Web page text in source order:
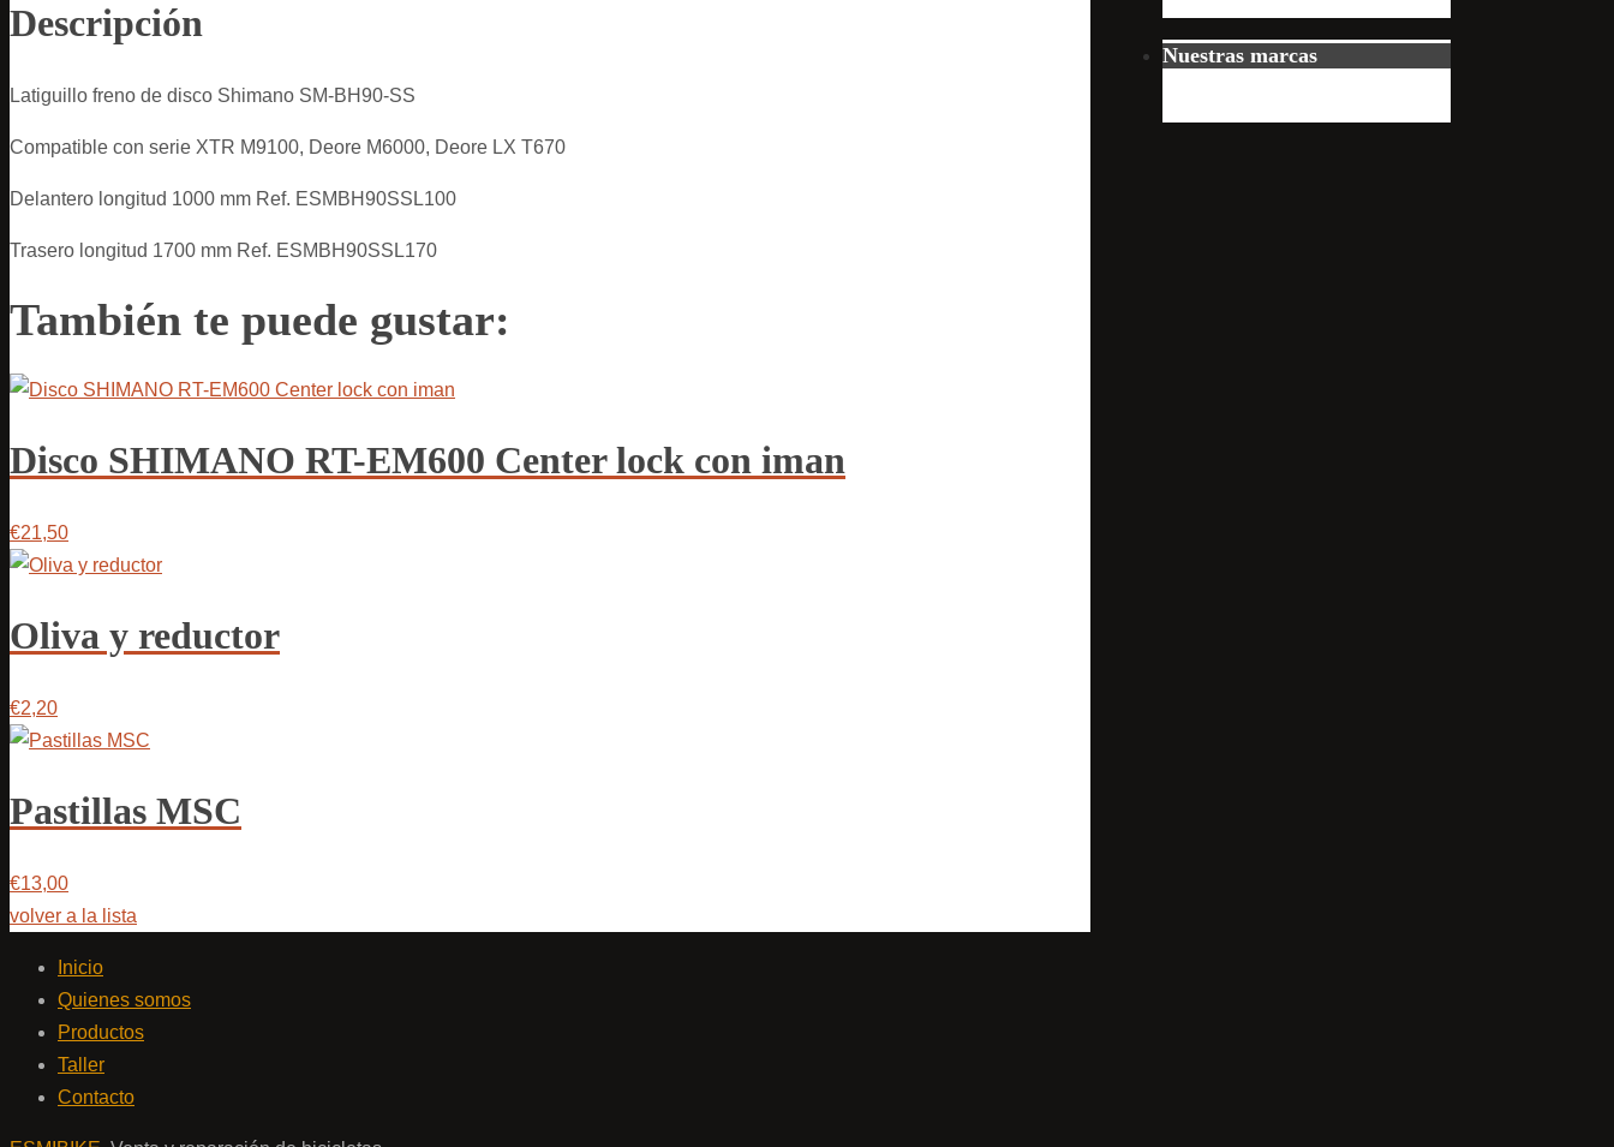
Descripción
Latiguillo freno de disco Shimano SM-BH90-SS
Compatible con serie XTR M9100, Deore M6000, Deore LX T670
Delantero longitud 1000 mm Ref. ESMBH90SSL100
Trasero longitud 1700 mm Ref. ESMBH90SSL170
También te puede gustar:
Disco SHIMANO RT-EM600 Center lock con iman
€21,50
Oliva y reductor
€2,20
Pastillas MSC
€13,00
volver a la lista
Nuestras marcas
Inicio
Quienes somos
Productos
Taller
Contacto